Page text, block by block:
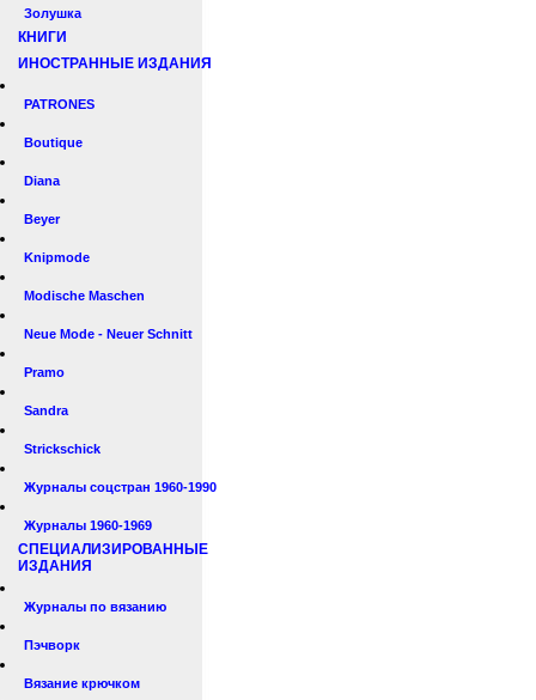
Золушка
КНИГИ
ИНОСТРАННЫЕ ИЗДАНИЯ
PATRONES
Boutique
Diana
Beyer
Knipmode
Modische Maschen
Neue Mode - Neuer Schnitt
Pramo
Sandra
Strickschick
Журналы соцстран 1960-1990
Журналы 1960-1969
СПЕЦИАЛИЗИРОВАННЫЕ
ИЗДАНИЯ
Журналы по вязанию
Пэчворк
Вязание крючком